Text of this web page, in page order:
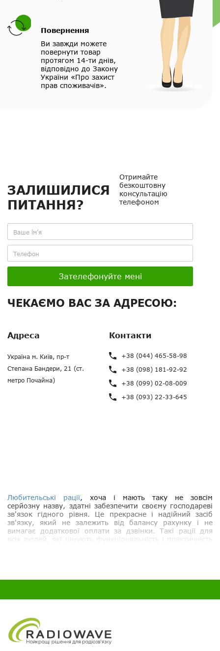
Повернення
Ви завжди можете
повернути товар
протягом 14-ти днів,
відповідно до Закону
України «Про захист
прав споживачів».
ЗАЛИШИЛИСЯ
ПИТАННЯ?
Отримайте
безкоштовну
консультацію
телефоном
Зателефонуйте мені
ЧЕКАЄМО ВАС ЗА АДРЕСОЮ:
Адреса
Україна м. Київ, пр-т
Степана Бандери, 21 (ст.
метро Почайна)
Контакти
+38 (044) 465-58-98
+38 (098) 181-92-92
+38 (099) 02-08-009
+38 (093) 22-33-645
Любительські рації, хоча і мають таку не зовсім
серйозну назву, здатні забезпечити своєму господареві
зв'язок гідного рівня. Це прекрасне і надійний засіб
зв'язку, який не залежить від балансу рахунку і не
вимагає додаткової оплати за дзвінки. Такі рації для
всіх людей, які цінують функціональність і практичність
їхдіапазон частотлегко налаштовується користувачем
всі зміни і вибрані настройки можна
підібрати собі модель в залежності від особливостей
зони обслуговування.
аматорська портативна рація настільки